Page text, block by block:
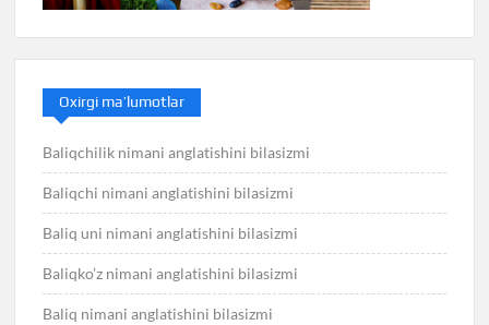
Oxirgi ma’lumotlar
Baliqchilik nimani anglatishini bilasizmi
Baliqchi nimani anglatishini bilasizmi
Baliq uni nimani anglatishini bilasizmi
Baliqko’z nimani anglatishini bilasizmi
Baliq nimani anglatishini bilasizmi